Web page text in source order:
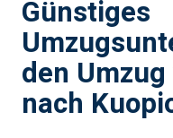
Günstiges
den
nach